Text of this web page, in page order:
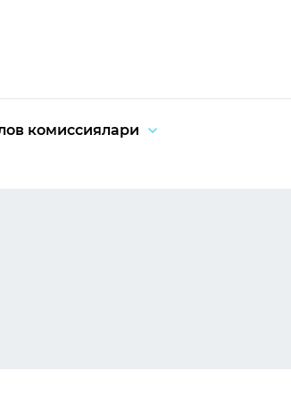
комиссиялари